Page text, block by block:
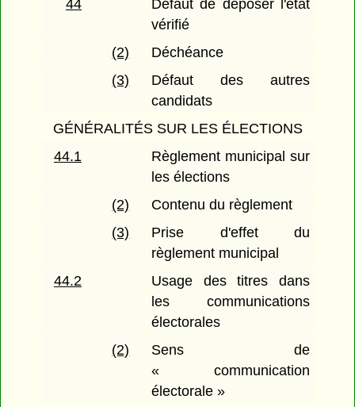
44
Défaut de déposer l'état
vérifié
(2)
Déchéance
(3)
Défaut des autres
candidats
GÉNÉRALITÉS SUR LES ÉLECTIONS
44.1
Règlement municipal sur
les élections
(2)
Contenu du règlement
(3)
Prise d'effet du
règlement municipal
44.2
Usage des titres dans
les communications
électorales
(2)
Sens de
« communication
électorale »